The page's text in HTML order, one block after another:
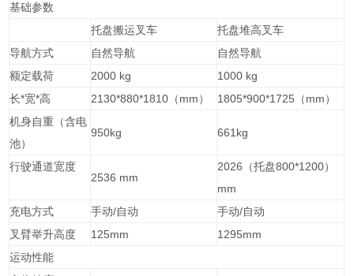
基础参数
托盘搬运叉车
托盘堆高叉车
导航方式
自然导航
自然导航
额定载荷
2000 kg
1000 kg
长*宽*高
2130*880*1810（mm）
1805*900*1725（mm）
机身自重（含电
池）
950kg 661kg
行驶通道宽度
2536 mm
2026（托盘800*1200）
mm
充电方式
手动/自动
手动/自动
叉臂举升高度
125mm
1295mm
运动性能